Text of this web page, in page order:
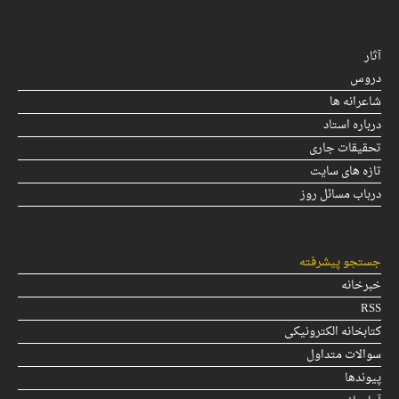
آثار
دروس
شاعرانه ها
درباره استاد
تحقیقات جاری
تازه های سایت
درباب مسائل روز
جستجو پیشرفته
خبرخانه
RSS
کتابخانه الکترونیکی
سوالات متداول
پیوندها